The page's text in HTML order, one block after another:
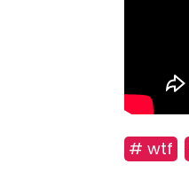
# wtf